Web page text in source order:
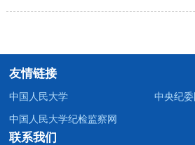
友情链接
中国人民大学
中央纪
中国人民大学纪检监察网
联系我们